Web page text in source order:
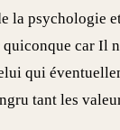
la psychologie
quiconque car Il
qui
tant les